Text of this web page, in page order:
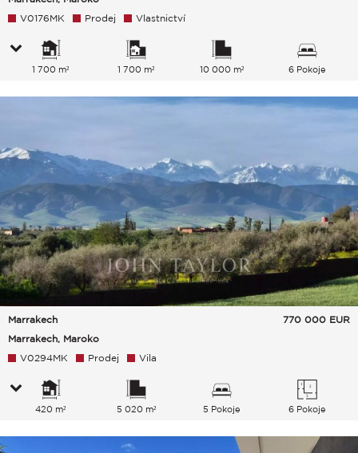
V0176MK Prodej Vlastnictví
1 700 m² 1 700 m² 10 000 m² 6 Pokoje
Marrakech
Marrakech, Maroko
770 000 EUR
V0294MK Prodej Vila
420 m² 5 020 m² 5 Pokoje 6 Pokoje